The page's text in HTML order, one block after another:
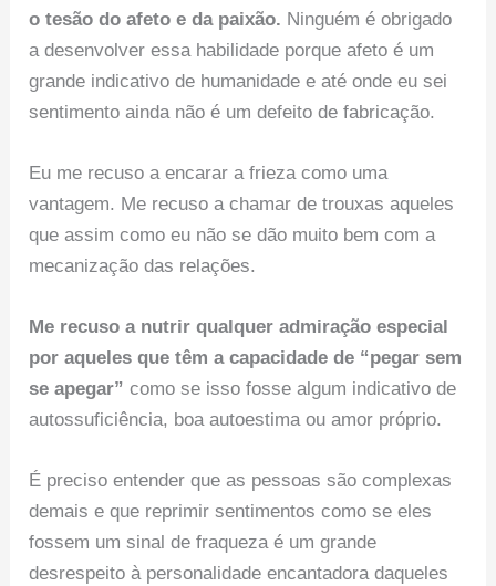
o tesão do afeto e da paixão. Ninguém é obrigado
a desenvolver essa habilidade porque afeto é um
grande indicativo de humanidade e até onde eu sei
sentimento ainda não é um defeito de fabricação.
Eu me recuso a encarar a frieza como uma
vantagem. Me recuso a chamar de trouxas aqueles
que assim como eu não se dão muito bem com a
mecanização das relações.
Me recuso a nutrir qualquer admiração especial
por aqueles que têm a capacidade de “pegar sem
se apegar” como se isso fosse algum indicativo de
autossuficiência, boa autoestima ou amor próprio.
É preciso entender que as pessoas são complexas
demais e que reprimir sentimentos como se eles
fossem um sinal de fraqueza é um grande
desrespeito à personalidade encantadora daqueles